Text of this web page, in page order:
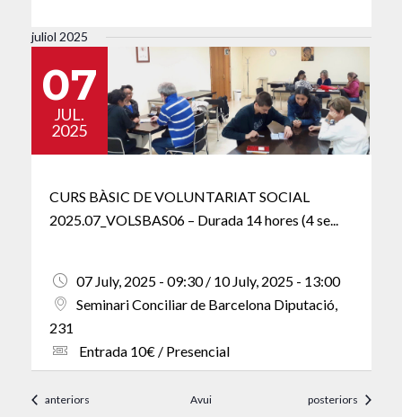
juliol 2025
07
JUL.
2025
CURS BÀSIC DE VOLUNTARIAT SOCIAL
2025.07_VOLSBAS06 – Durada 14 hores (4 se...
07 July, 2025 - 09:30 / 10 July, 2025 - 13:00
Seminari Conciliar de Barcelona Diputació,
231
Entrada 10€ / Presencial
Esdeveniments
anteriors Avui Esdeveniments
posteriors